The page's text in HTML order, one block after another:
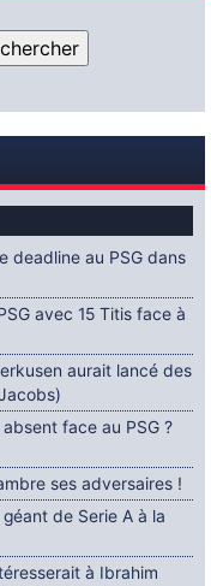
deadline au PSG dans
avec 15 Titis face à
aurait lancé des
face au PSG ?
ses adversaires !
de Serie A à la
à Ibrahim